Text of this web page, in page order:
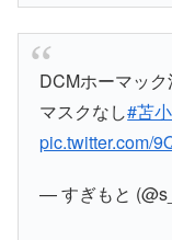
DCMホーマッ
マスクなし#苫
pic.twitter.com/
— すぎもと